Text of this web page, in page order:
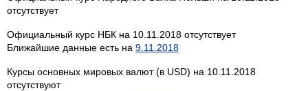
отсутствует
Официальный курс НБК на 10.11.2018 отсутствует
Ближайшие данные есть на 9.11.2018
Курсы основных мировых валют (в USD) на 10.11.2018
отсутствуют